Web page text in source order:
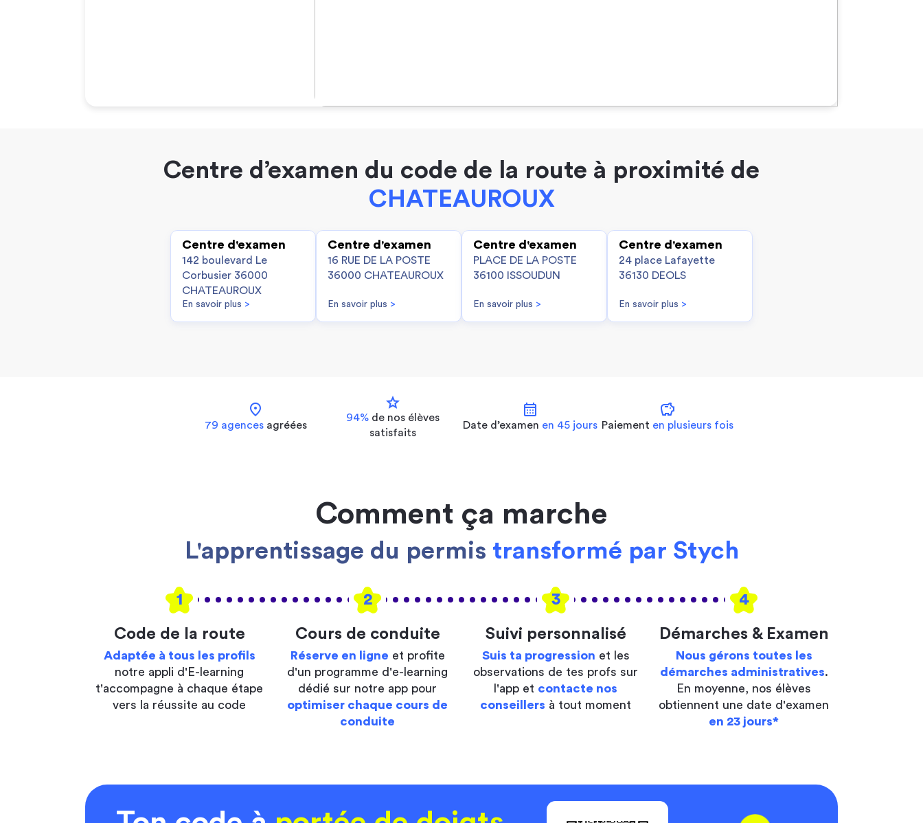
Centre d’examen du code de la route à proximité de
CHATEAUROUX
Centre d'examen
142 boulevard Le
Corbusier 36000
CHATEAUROUX
En savoir plus >
Centre d'examen
16 RUE DE LA POSTE
36000 CHATEAUROUX
En savoir plus >
Centre d'examen
PLACE DE LA POSTE
36100 ISSOUDUN
En savoir plus >
Centre d'examen
24 place Lafayette
36130 DEOLS
En savoir plus >
location_on
79 agences agréées
star
94% de nos élèves
satisfaits
calendar_month
Date d’examen en 45 jours
savings
Paiement en plusieurs fois
Comment ça marche
L'apprentissage du permis transformé par Stych
1 2 3 4
Code de la route
Adaptée à tous les profils
notre appli d'E-learning
t'accompagne à chaque étape
vers la réussite au code
Cours de conduite
Réserve en ligne et profite
d'un programme d'e-learning
dédié sur notre app pour
optimiser chaque cours de
conduite
Suivi personnalisé
Suis ta progression et les
observations de tes profs sur
l'app et contacte nos
conseillers à tout moment
Démarches & Examen
Nous gérons toutes les
démarches administratives.
En moyenne, nos élèves
obtiennent une date d'examen
en 23 jours*